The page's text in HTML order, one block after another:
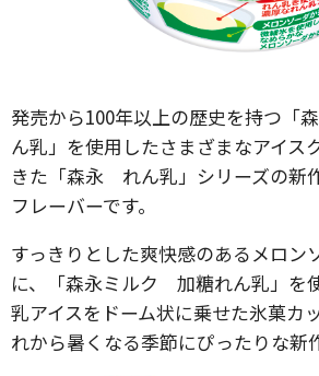
発売から100年以上の歴史を持つ「
ん乳」を使用したさまざまなアイス
きた「森永 れん乳」シリーズの新
フレーバーです。
すっきりとした爽快感のあるメロン
に、「森永ミルク 加糖れん乳」を
乳アイスをドーム状に乗せた氷菓カ
れから暑くなる季節にぴったりな新